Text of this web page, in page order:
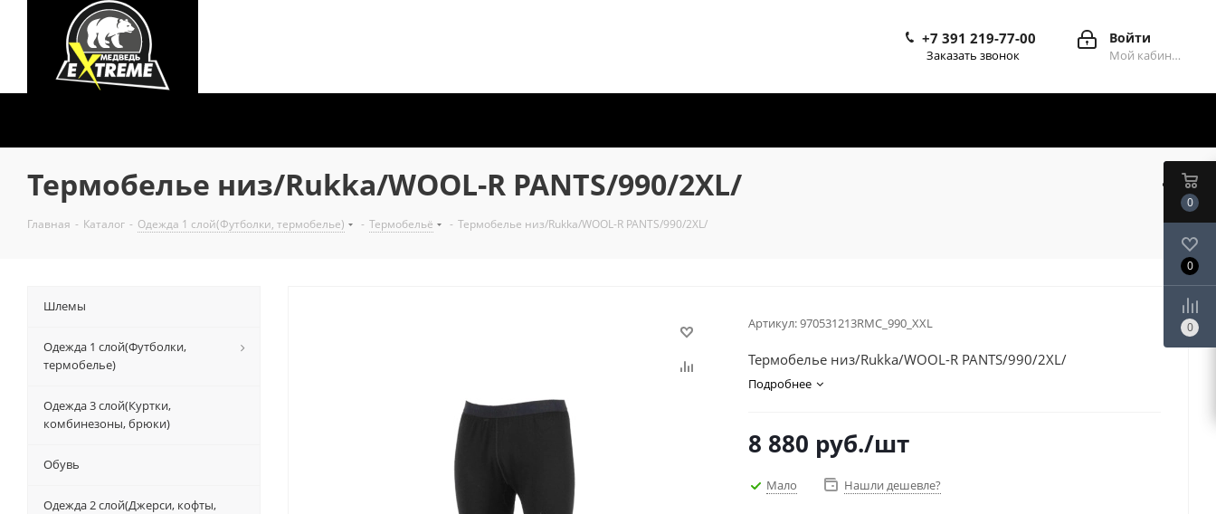
Войти
Мой кабинет
+7 391 219-77-00
Заказать звонок
Термобелье низ/Rukka/WOOL-R PANTS/990/2XL/
Главная - Каталог - Одежда 1 слой(Футболки, термобелье) - Термобельё - Термобелье низ/Rukka/WOOL-R PANTS/990/2XL/
Артикул:970531213RMC_990_XXL
Термобелье низ/Rukka/WOOL-R PANTS/990/2XL/
Подробнее
8 880 руб./шт
Мало Нашли дешевле?
Шлемы
Одежда 1 слой(Футболки,
термобелье)
Одежда 3 слой(Куртки,
комбинезоны, брюки)
Обувь
Одежда 2 слой(Джерси, кофты,
0
0
0